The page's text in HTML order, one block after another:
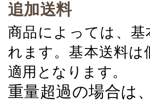
追加送料
商品によっては、
れます。基本送料
適用となります。
重量超過の場合は